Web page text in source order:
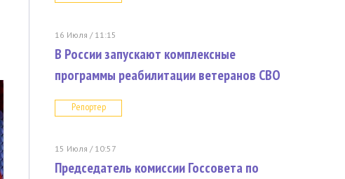
16 Июля / 11:15
В России запускают комплексные
программы реабилитации ветеранов СВО
Репортер
15 Июля / 10:57
Председатель комиссии Госсовета по